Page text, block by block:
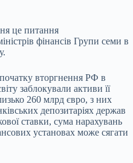
це питання
фінансів Групи семи в
вторгнення РФ в
заблокували активи її
260 млрд євро, з них
депозитаріях держав
ставки, сума нарахувань
установах може сягати